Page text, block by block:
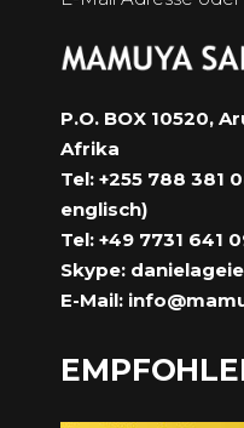
P.O. BOX 10520,
Afrika
Tel: +255 788 381
englisch)
Tel: +49 7731 641
Skype:
E-Mail: